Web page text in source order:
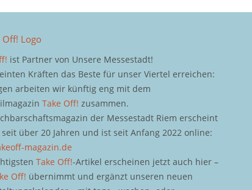
ist Partner von Unsere Messestadt!
Kräften das Beste für unser Viertel erreichen:
arbeiten wir künftig eng mit dem
Take Off! zusammen.
der Messestadt Riem erscheint
über 20 Jahren und ist seit Anfang 2022 online:
magazin.de
Take Off!-Artikel erscheinen jetzt auch hier –
Off! übernimmt und ergänzt unseren neuen